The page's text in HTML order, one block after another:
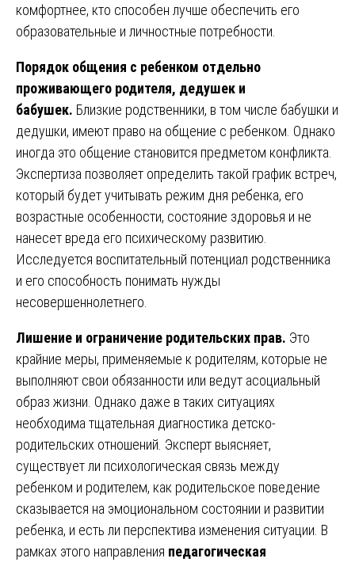
комфортнее, кто способен лучше обеспечить его
образовательные и личностные потребности.
Порядок общения с ребенком отдельно
проживающего родителя, дедушек и
бабушек. Близкие родственники, в том числе бабушки и
дедушки, имеют право на общение с ребенком. Однако
иногда это общение становится предметом конфликта.
Экспертиза позволяет определить такой график встреч,
который будет учитывать режим дня ребенка, его
возрастные особенности, состояние здоровья и не
нанесет вреда его психическому развитию.
Исследуется воспитательный потенциал родственника
и его способность понимать нужды
несовершеннолетнего.
Лишение и ограничение родительских прав. Это
крайние меры, применяемые к родителям, которые не
выполняют свои обязанности или ведут асоциальный
образ жизни. Однако даже в таких ситуациях
необходима тщательная диагностика детско-
родительских отношений. Эксперт выясняет,
существует ли психологическая связь между
ребенком и родителем, как родительское поведение
сказывается на эмоциональном состоянии и развитии
ребенка, и есть ли перспектива изменения ситуации. В
рамках этого направления педагогическая